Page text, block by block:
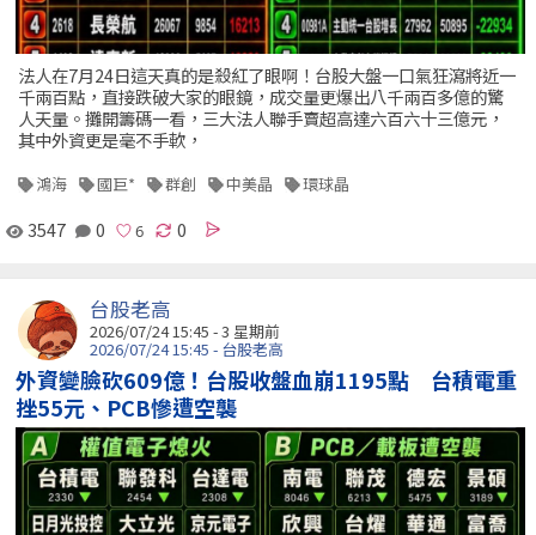
法人在7月24日這天真的是殺紅了眼啊！台股大盤一口氣狂瀉將近一
千兩百點，直接跌破大家的眼鏡，成交量更爆出八千兩百多億的驚
人天量。攤開籌碼一看，三大法人聯手賣超高達六百六十三億元，
其中外資更是毫不手軟，
鴻海 國巨* 群創 中美晶 環球晶
3547 0 0
台股老高
2026/07/24 15:45 - 3 星期前
2026/07/24 15:45 - 台股老高
外資變臉砍609億！台股收盤血崩1195點 台積電重
挫55元、PCB慘遭空襲